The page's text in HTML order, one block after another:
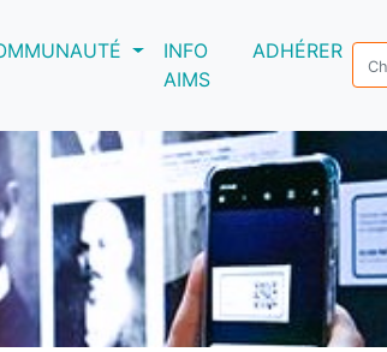
INFO
AIMS
ADHÉRER